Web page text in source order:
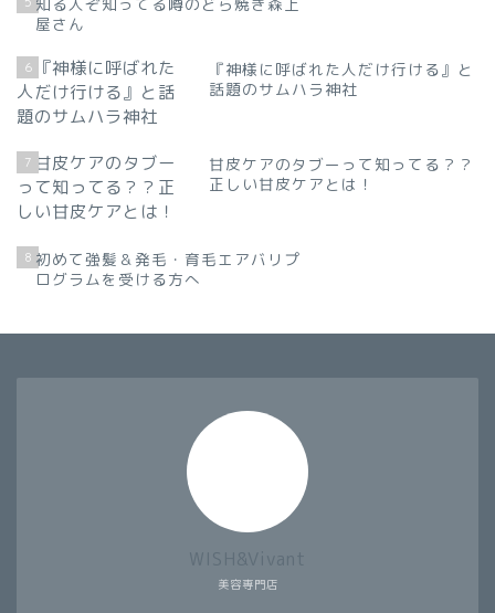
屋さん
6
『神様に呼ばれた人だけ行ける』と
話題のサムハラ神社
7
甘皮ケアのタブーって知ってる？？
正しい甘皮ケアとは！
8 初めて強髪＆発毛・育毛エアバリプ
ログラムを受ける方へ
美容専門店
WISH&Vivant